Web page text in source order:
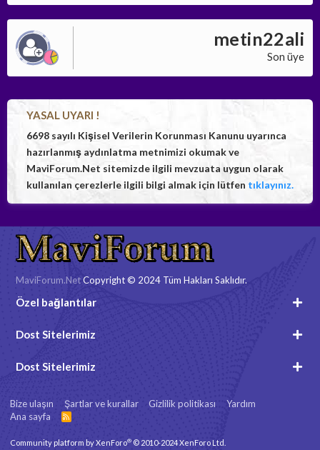
metin22ali
Son üye
YASAL UYARI !
6698 sayılı Kişisel Verilerin Korunması Kanunu uyarınca
hazırlanmış aydınlatma metnimizi okumak ve
MaviForum.Net sitemizde ilgili mevzuata uygun olarak
kullanılan çerezlerle ilgili bilgi almak için lütfen tıklayınız.
MaviForum.NetCopyright © 2024 Tüm Hakları Saklıdır.
Özel bağlantılar
Dost Sitelerimiz
Dost Sitelerimiz
Bize ulaşın Şartlar ve kurallar Gizlilik politikası
Yardım
Ana sayfa
R
Community platform by XenForo® © 2010-2024 XenForo Ltd.